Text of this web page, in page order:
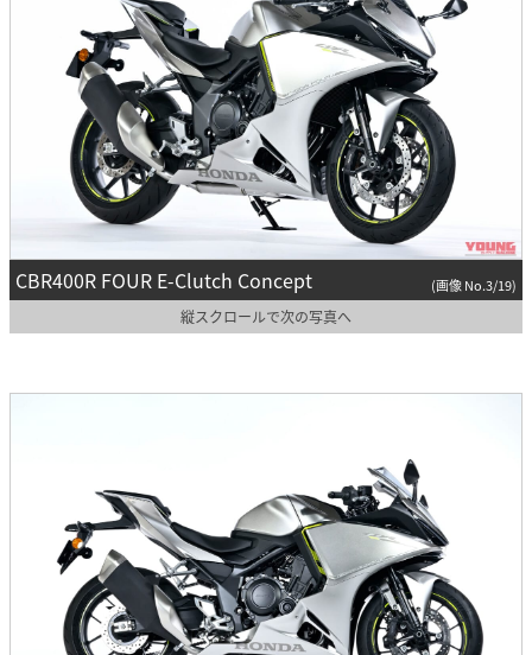
CBR400R FOUR E-Clutch Concept (画像 No.3/19)
縦スクロールで次の写真へ